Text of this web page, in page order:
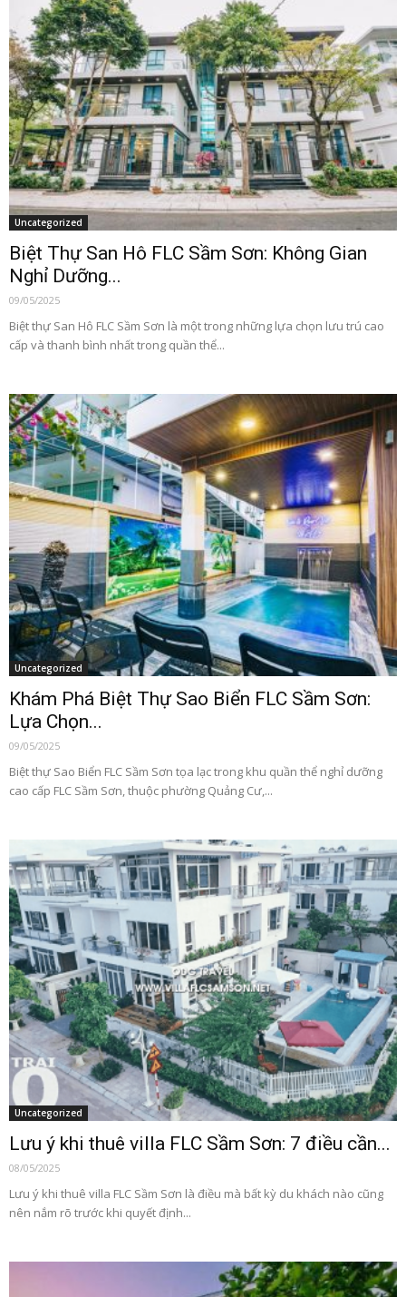
Uncategorized
Biệt Thự San Hô FLC Sầm Sơn: Không Gian
Nghỉ Dưỡng...
09/05/2025
Biệt thự San Hô FLC Sầm Sơn là một trong những lựa chọn lưu trú cao
cấp và thanh bình nhất trong quần thể...
Uncategorized
Khám Phá Biệt Thự Sao Biển FLC Sầm Sơn:
Lựa Chọn...
09/05/2025
Biệt thự Sao Biển FLC Sầm Sơn tọa lạc trong khu quần thể nghỉ dưỡng
cao cấp FLC Sầm Sơn, thuộc phường Quảng Cư,...
Uncategorized
Lưu ý khi thuê villa FLC Sầm Sơn: 7 điều cần...
08/05/2025
Lưu ý khi thuê villa FLC Sầm Sơn là điều mà bất kỳ du khách nào cũng
nên nắm rõ trước khi quyết định...